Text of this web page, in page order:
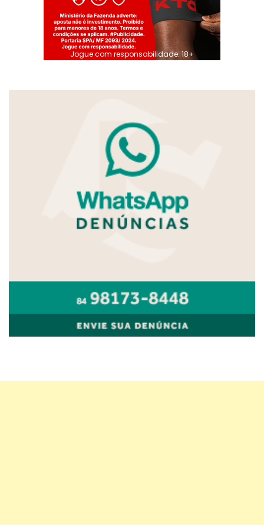
Jogue com responsabilidade. 18+